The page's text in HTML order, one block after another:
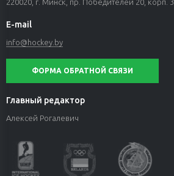
220020, г. Минск, пр. Победителей 20, корп. 3
E-mail
info@hockey.by
ФОРМА ОБРАТНОЙ СВЯЗИ
Главный редактор
Алексей Рогалевич